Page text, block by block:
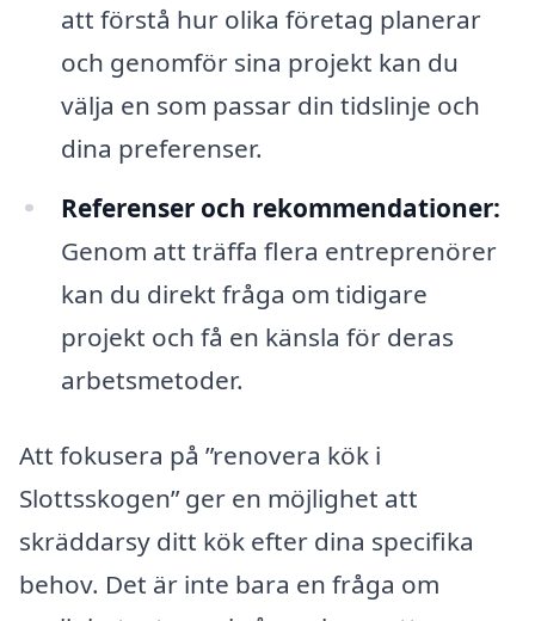
att förstå hur olika företag planerar
och genomför sina projekt kan du
välja en som passar din tidslinje och
dina preferenser.
Referenser och rekommendationer:
Genom att träffa flera entreprenörer
kan du direkt fråga om tidigare
projekt och få en känsla för deras
arbetsmetoder.
Att fokusera på ”renovera kök i
Slottsskogen” ger en möjlighet att
skräddarsy ditt kök efter dina specifika
behov. Det är inte bara en fråga om